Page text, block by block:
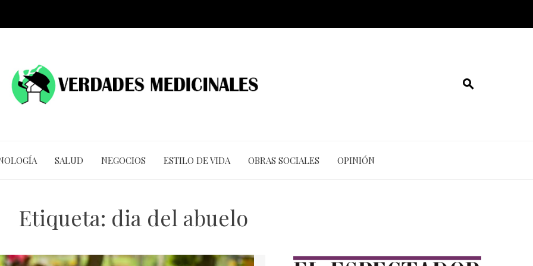
SALUD NEGOCIOS ESTILO DE VIDA OBRAS SOCIALES OPINIÓN
Etiqueta: dia del abuelo